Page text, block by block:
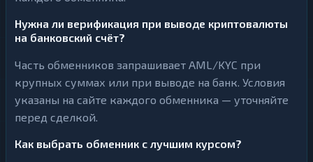
Нужна ли верификация при выводе криптовалюты
на банковский счёт?
Часть обменников запрашивает AML/KYC при
крупных суммах или при выводе на банк. Условия
указаны на сайте каждого обменника — уточняйте
перед сделкой.
Как выбрать обменник с лучшим курсом?